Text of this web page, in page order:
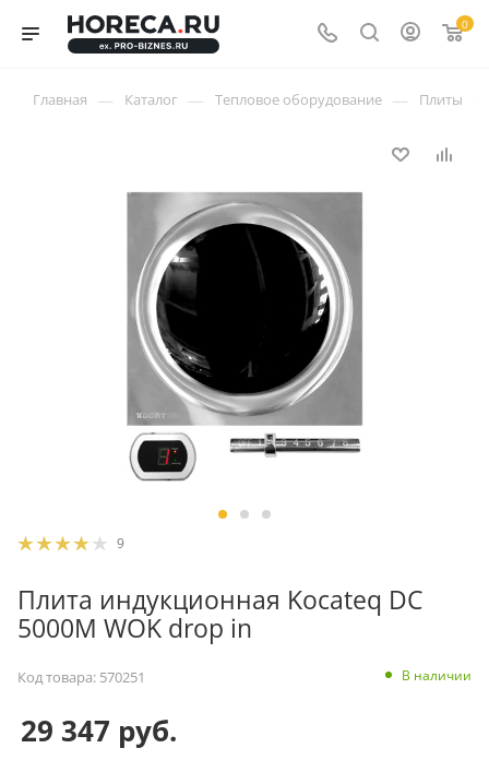
0
Главная — Каталог — Тепловое оборудование — Плиты
9
Плита индукционная Kocateq DC
5000M WOK drop in
Код товара: 570251 В наличии
29 347 руб.